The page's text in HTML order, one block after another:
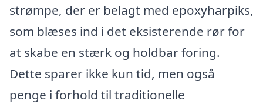
strømpe, der er belagt med epoxyharpiks,
som blæses ind i det eksisterende rør for
at skabe en stærk og holdbar foring.
Dette sparer ikke kun tid, men også
penge i forhold til traditionelle